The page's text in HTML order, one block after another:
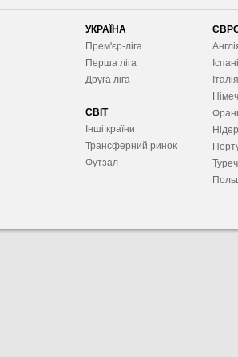
УКРАЇНА
Прем'єр-ліга
Перша ліга
Друга ліга
СВІТ
Інші країни
Трансферний ринок
Футзал
Італія